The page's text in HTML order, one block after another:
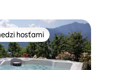
medzi hosťami
hosťami